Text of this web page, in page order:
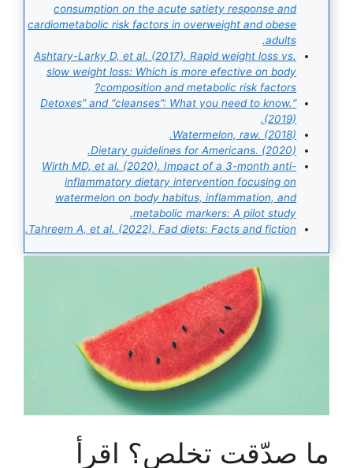
consumption on the acute satiety response and
cardiometabolic risk factors in overweight and obese
adults.
Ashtary-Larky D, et al. (2017). Rapid weight loss vs.
slow weight loss: Which is more efective on body
composition and metabolic risk factors?
“Detoxes” and “cleanses”: What you need to know.
(2019).
Watermelon, raw. (2018).
Dietary guidelines for Americans. (2020).
Wirth MD, et al. (2020). Impact of a 3-month anti-
inflammatory dietary intervention focusing on
watermelon on body habitus, inflammation, and
metabolic markers: A pilot study.
Tahreem A, et al. (2022). Fad diets: Facts and fiction.
ما صدّقت تخلص؟ اقرأ